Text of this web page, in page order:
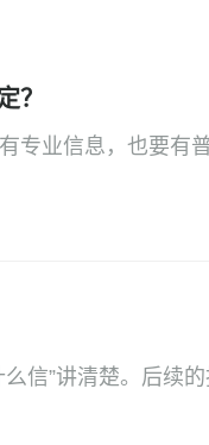
？
专业信息，也要有
信”讲清楚。后续